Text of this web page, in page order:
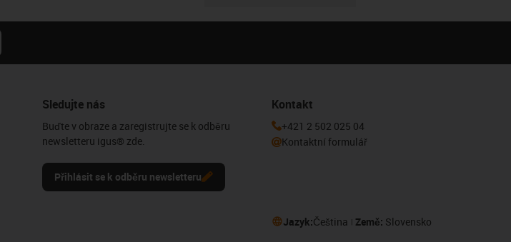
Sledujte nás
Buďte v obraze a zaregistrujte se k odběru
newsletteru igus® zde.
Přihlásit se k odběru newsletteru
Kontakt
+421 2 502 025 04
Kontaktní formulář
Jazyk:Čeština Země: Slovensko